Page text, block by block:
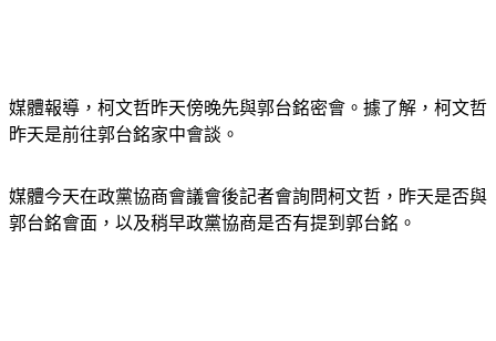
媒體報導，柯文哲昨天傍晚先與郭台銘密會。據了解，柯文哲
昨天是前往郭台銘家中會談。
媒體今天在政黨協商會議會後記者會詢問柯文哲，昨天是否與
郭台銘會面，以及稍早政黨協商是否有提到郭台銘。